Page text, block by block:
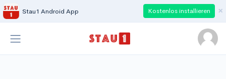
Stau1 Android App Kostenlos installieren ×